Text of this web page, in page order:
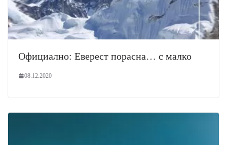
Официално: Еверест порасна… с малко
08.12.2020